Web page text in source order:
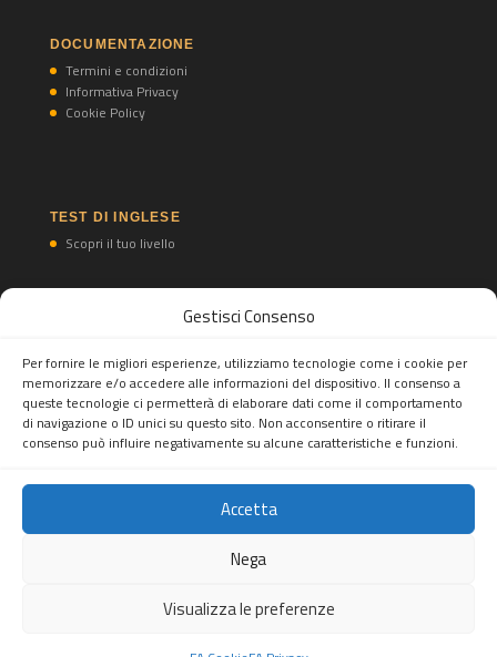
Gestisci Consenso
Per fornire le migliori esperienze, utilizziamo tecnologie come i cookie per
memorizzare e/o accedere alle informazioni del dispositivo. Il consenso a
queste tecnologie ci permetterà di elaborare dati come il comportamento
di navigazione o ID unici su questo sito. Non acconsentire o ritirare il
consenso può influire negativamente su alcune caratteristiche e funzioni.
Accetta
Nega
Visualizza le preferenze
DOCUMENTAZIONE
Termini e condizioni
Informativa Privacy
Cookie Policy
TEST DI INGLESE
Scopri il tuo livello
TEST DI SPAGNOLO
Feel Abroad snc
- Mail:info@feelabroad.it
10520990960